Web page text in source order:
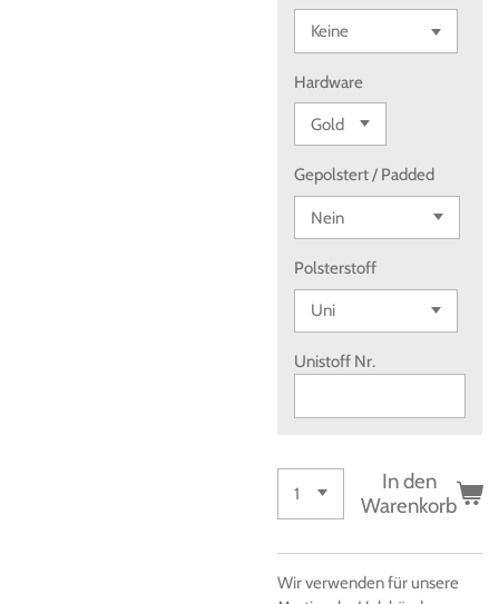
Hardware
Gepolstert / Padded
Polsterstoff
Unistoff Nr.
In den
Warenkorb
Wir verwenden für unsere